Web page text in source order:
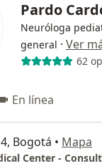
Pardo
Neuróloga
general · Ver
62
En línea
Bogotá • Mapa
Center -